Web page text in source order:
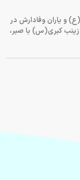
و یاران وفادارش در
کبری(س) با صبر،